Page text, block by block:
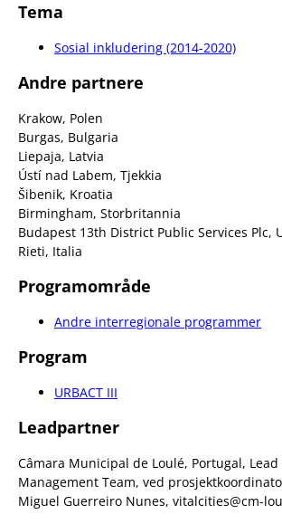
Tema
Sosial inkludering (2014-2020)
Andre partnere
Krakow, Polen
Burgas, Bulgaria
Liepaja, Latvia
Ústí nad Labem, Tjekkia
Šibenik, Kroatia
Birmingham, Storbritannia
Budapest 13th District Public Services Plc,
Rieti, Italia
Programområde
Andre interregionale programmer
Program
URBACT III
Leadpartner
Câmara Municipal de Loulé, Portugal,
Management Team, ved
Miguel Guerreiro Nunes, vitalcities@cm-